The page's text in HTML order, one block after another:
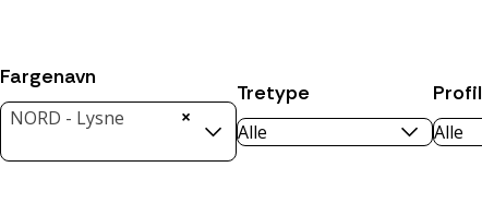
Fargenavn
×
NORD - Lysne
Tretype Profil